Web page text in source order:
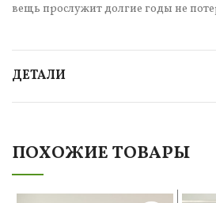
вещь прослужит долгие годы не
ДЕТАЛИ
ПОХОЖИЕ ТОВАРЫ